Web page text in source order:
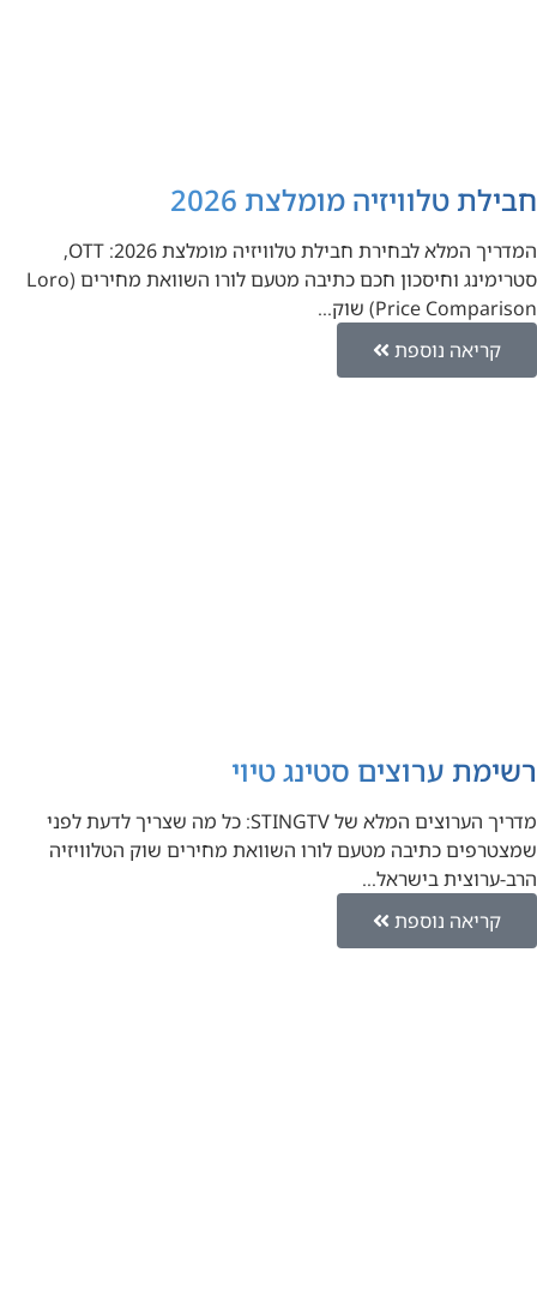
חבילת טלוויזיה מומלצת 2026
המדריך המלא לבחירת חבילת טלוויזיה מומלצת 2026: OTT,
סטרימינג וחיסכון חכם כתיבה מטעם לורו השוואת מחירים (Loro
Price Comparison) שוק…
קריאה נוספת
רשימת ערוצים סטינג טיוי
מדריך הערוצים המלא של STINGTV: כל מה שצריך לדעת לפני
שמצטרפים כתיבה מטעם לורו השוואת מחירים שוק הטלוויזיה
הרב-ערוצית בישראל…
קריאה נוספת